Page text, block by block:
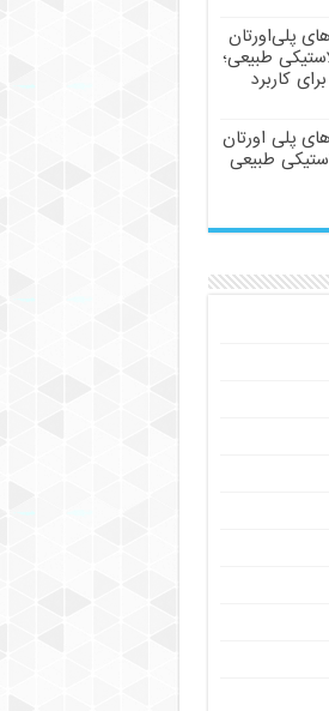
پلی‌اورتان
طبیعی؛
کاربرد
پلی اورتان
طبیعی